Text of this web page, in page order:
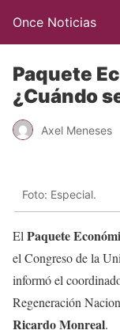
Once Noticias
Paquete
¿Cuándo
Axel Meneses
Foto: Especial.
El Paquete
el Congreso de la
informó el
Regeneración
Ricardo Monreal.